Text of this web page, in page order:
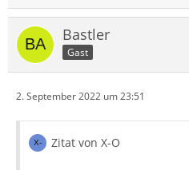
Bastler
Gast
2. September 2022 um 23:51
Zitat von X-O